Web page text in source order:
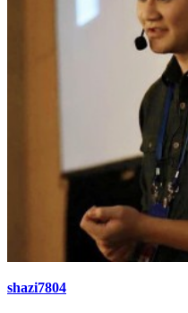
shazi7804